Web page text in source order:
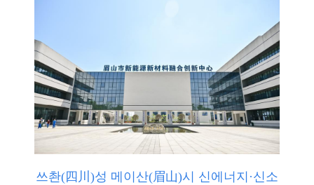
쓰촨(四川)성 메이산(眉山)시 신에너지·신소